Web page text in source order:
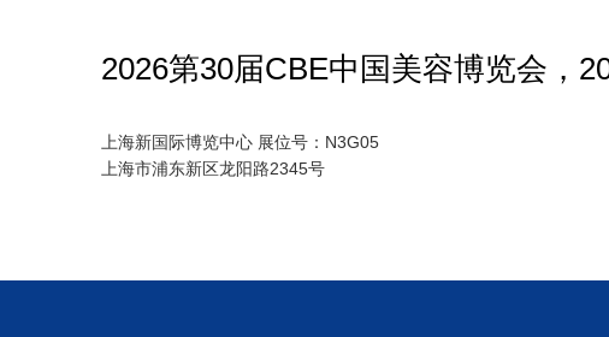
2026第30届CBE中国美容博览会，
上海新国际博览中心 展位号： N3G05
上海市浦东新区龙阳路2345号